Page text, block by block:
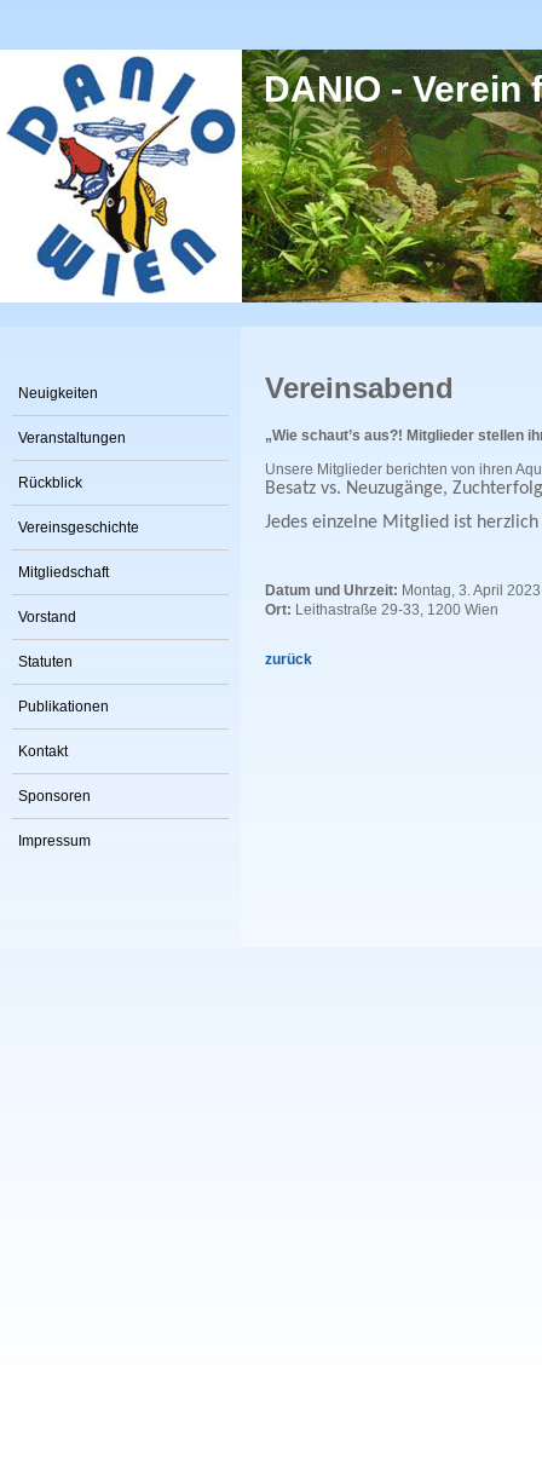
DANIO -
Neuigkeiten
Veranstaltungen
Rückblick
Vereinsgeschichte
Mitgliedschaft
Vorstand
Statuten
Publikationen
Kontakt
Sponsoren
Impressum
Vereinsabend
„Wie schaut’s aus?! Mitglieder stellen
Unsere Mitglieder berichten von ihren
Besatz vs. Neuzugänge,
Jedes einzelne Mitglied ist
Datum und Uhrzeit: Montag, 3. April
Ort: Leithastraße 29-33, 1200 Wien
zurück